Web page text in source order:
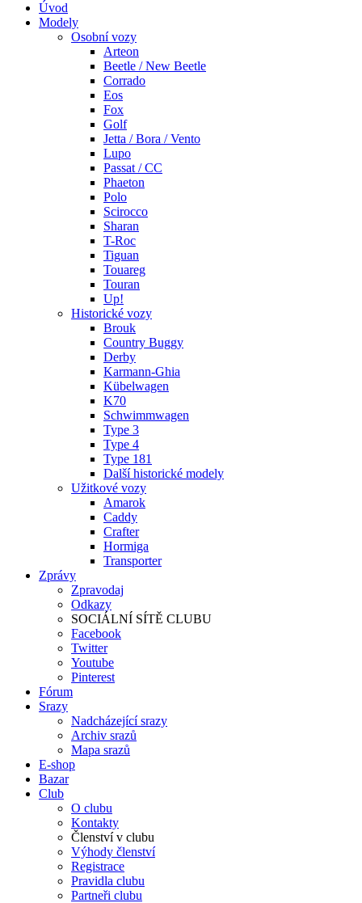
Úvod
Modely
Osobní vozy
Arteon
Beetle / New Beetle
Corrado
Eos
Fox
Golf
Jetta / Bora / Vento
Lupo
Passat / CC
Phaeton
Polo
Scirocco
Sharan
T-Roc
Tiguan
Touareg
Touran
Up!
Historické vozy
Brouk
Country Buggy
Derby
Karmann-Ghia
Kübelwagen
K70
Schwimmwagen
Type 3
Type 4
Type 181
Další historické modely
Užitkové vozy
Amarok
Caddy
Crafter
Hormiga
Transporter
Zprávy
Zpravodaj
Odkazy
SOCIÁLNÍ SÍTĚ CLUBU
Facebook
Twitter
Youtube
Pinterest
Fórum
Srazy
Nadcházející srazy
Archiv srazů
Mapa srazů
E-shop
Bazar
Club
O clubu
Kontakty
Členství v clubu
Výhody členství
Registrace
Pravidla clubu
Partneři clubu